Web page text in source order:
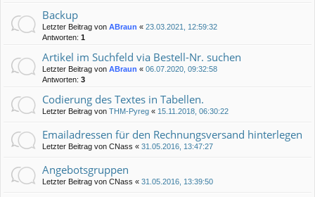
Backup
Letzter Beitrag von ABraun « 23.03.2021, 12:59:32
Antworten: 1
Artikel im Suchfeld via Bestell-Nr. suchen
Letzter Beitrag von ABraun « 06.07.2020, 09:32:58
Antworten: 3
Codierung des Textes in Tabellen.
Letzter Beitrag von THM-Pyreg « 15.11.2018, 06:30:22
Emailadressen für den Rechnungsversand hinterlegen
Letzter Beitrag von CNass « 31.05.2016, 13:47:27
Angebotsgruppen
Letzter Beitrag von CNass « 31.05.2016, 13:39:50